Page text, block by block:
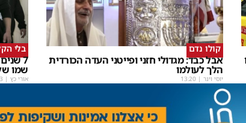
קולו נדם
אבל כבד: מגדולי חזני ופייטני העדה הכורדית
הלך לעולמו
יוסי וינר |
13:20
בלי
7
שמו
אורי כץ |